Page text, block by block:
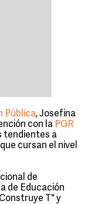
Pública, Josefina
con la PGR
tendientes a
cursan el nivel
de
de Educación
T" y